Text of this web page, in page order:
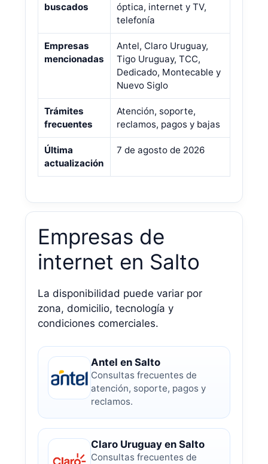
buscados
óptica, internet y TV,
telefonía
Empresas
mencionadas
Antel, Claro Uruguay,
Tigo Uruguay, TCC,
Dedicado, Montecable y
Nuevo Siglo
Trámites
frecuentes
Atención, soporte,
reclamos, pagos y bajas
Última
actualización
7 de agosto de 2026
Empresas de
internet en Salto
La disponibilidad puede variar por
zona, domicilio, tecnología y
condiciones comerciales.
Antel en Salto
Consultas frecuentes de
atención, soporte, pagos y
reclamos.
Claro Uruguay en Salto
Consultas frecuentes de